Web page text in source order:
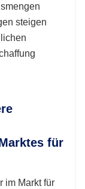
steigen
für
im Markt für